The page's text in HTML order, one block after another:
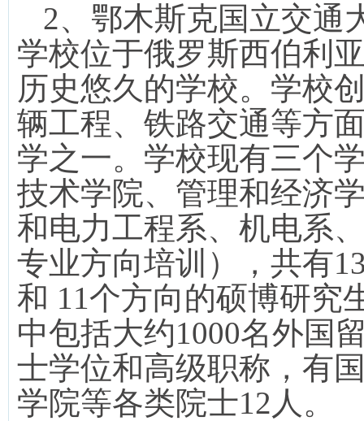
2、鄂木斯克国立交通
学校位于俄罗斯西伯利
历史悠久的学校。学校
辆工程、铁路交通等方
学之一。学校现有三个
技术学院、管理和经济
和电力工程系、机电系
专业方向培训），共有
和 11个方向的硕博研究
中包括大约1000名外国
士学位和高级职称，有
学院等各类院士12 人。